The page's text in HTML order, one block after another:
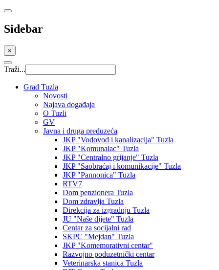
Sidebar
×
Traži...
Grad Tuzla
Novosti
Najava događaja
O Tuzli
GV
Javna i druga preduzeća
JKP "Vodovod i kanalizacija" Tuzla
JKP "Komunalac" Tuzla
JKP "Centralno grijanje" Tuzla
JKP "Saobraćaj i komunikacije" Tuzla
JKP "Pannonica" Tuzla
RTV7
Dom penzionera Tuzla
Dom zdravlja Tuzla
Direkcija za izgradnju Tuzla
JU "Naše dijete" Tuzla
Centar za socijalni rad
SKPC "Mejdan" Tuzla
JKP "Komemorativni centar"
Razvojno poduzetnički centar
Veterinarska stanica Tuzla